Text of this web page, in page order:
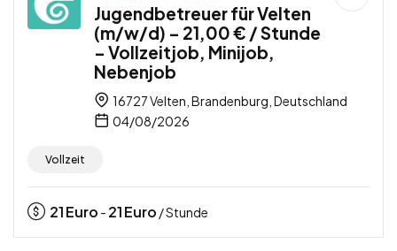
Jugendbetreuer für Velten
(m/w/d) – 21,00 € / Stunde
– Vollzeitjob, Minijob,
Nebenjob
16727 Velten, Brandenburg, Deutschland
04/08/2026
Vollzeit
21Euro - 21Euro / Stunde